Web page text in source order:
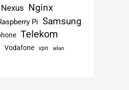
Nexus Nginx
Pi Samsung
Telekom
Vodafone vpn wlan